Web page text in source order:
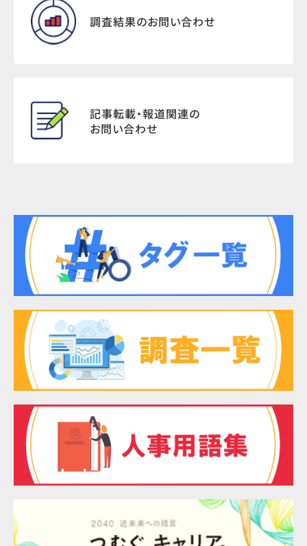
調査結果のお問い合わせ
記事転載・報道関連の
お問い合わせ